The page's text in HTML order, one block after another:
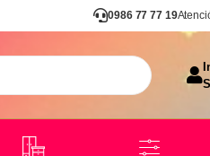
0986 77 77 19